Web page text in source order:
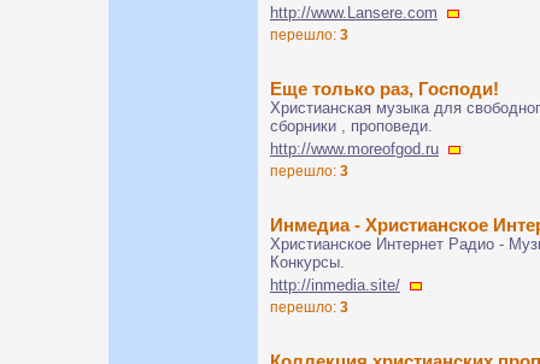
http://www.Lansere.com
перешло: 3
Еще только раз, Господи!
Христианская музыка для
сборники , проповеди.
http://www.moreofgod.ru
перешло: 3
Инмедиа - Христианское
Христианское Интернет Радио -
Конкурсы.
http://inmedia.site/
перешло: 3